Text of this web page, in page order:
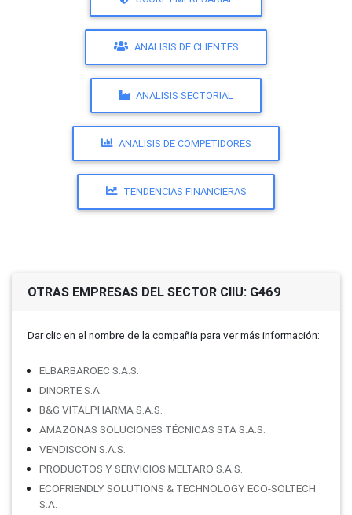
ANALISIS DE CLIENTES
ANALISIS SECTORIAL
ANALISIS DE COMPETIDORES
TENDENCIAS FINANCIERAS
OTRAS EMPRESAS DEL SECTOR CIIU: G469
Dar clic en el nombre de la compañí­a para ver más información:
ELBARBAROEC S.A.S.
DINORTE S.A.
B&G VITALPHARMA S.A.S.
AMAZONAS SOLUCIONES TÉCNICAS STA S.A.S.
VENDISCON S.A.S.
PRODUCTOS Y SERVICIOS MELTARO S.A.S.
ECOFRIENDLY SOLUTIONS & TECHNOLOGY ECO-SOLTECH
S.A.